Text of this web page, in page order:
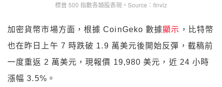
一度重返 2 萬美元，現報價 19,980 美元，近 24 小時
漲幅 3.5%。